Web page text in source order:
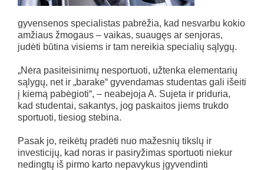
gyvensenos specialistas pabrėžia, kad nesvarbu kokio
amžiaus žmogaus – vaikas, suaugęs ar senjoras,
judėti būtina visiems ir tam nereikia specialių sąlygų.
„Nėra pasiteisinimų nesportuoti, užtenka elementarių
sąlygų, net ir „barake“ gyvendamas studentas gali išeiti
į kiemą pabėgioti“, – neabejoja A. Sujeta ir priduria,
kad studentai, sakantys, jog paskaitos jiems trukdo
sportuoti, tiesiog stebina.
Pasak jo, reikėtų pradėti nuo mažesnių tikslų ir
investicijų, kad noras ir pasiryžimas sportuoti niekur
nedingtų iš pirmo karto nepavykus įgyvendinti